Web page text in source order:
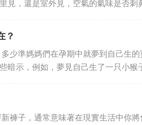
見，還是室外見，空氣的氣味是否刺
？
少準媽媽們在孕期中就夢到自己生的
暗示，例如，夢見自己生了一只小猴
褲子，通常意味著在現實生活中你將